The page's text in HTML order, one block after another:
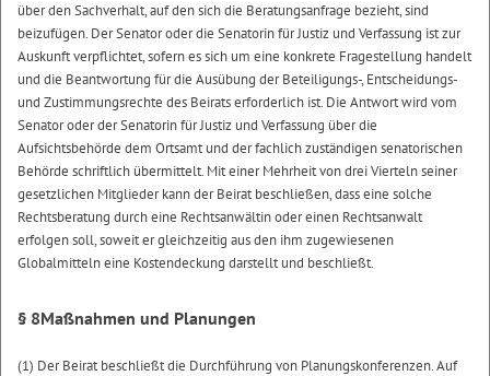
über den Sachverhalt, auf den sich die Beratungsanfrage bezieht, sind
beizufügen. Der Senator oder die Senatorin für Justiz und Verfassung ist zur
Auskunft verpflichtet, sofern es sich um eine konkrete Fragestellung handelt
und die Beantwortung für die Ausübung der Beteiligungs-, Entscheidungs-
und Zustimmungsrechte des Beirats erforderlich ist. Die Antwort wird vom
Senator oder der Senatorin für Justiz und Verfassung über die
Aufsichtsbehörde dem Ortsamt und der fachlich zuständigen senatorischen
Behörde schriftlich übermittelt. Mit einer Mehrheit von drei Vierteln seiner
gesetzlichen Mitglieder kann der Beirat beschließen, dass eine solche
Rechtsberatung durch eine Rechtsanwältin oder einen Rechtsanwalt
erfolgen soll, soweit er gleichzeitig aus den ihm zugewiesenen
Globalmitteln eine Kostendeckung darstellt und beschließt.
§ 8Maßnahmen und Planungen
(1) Der Beirat beschließt die Durchführung von Planungskonferenzen. Auf